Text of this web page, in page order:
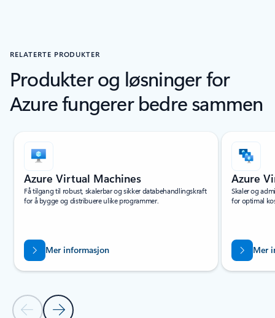
RELATERTE PRODUKTER
Produkter og løsninger for
Azure fungerer bedre sammen
Forrige lysbildeNeste lysbilde
Azure Virtual Machines
Få tilgang til robust, skalerbar og sikker databehandlingskraft
for å bygge og distribuere ulike programmer.
Mer informasjon
Azure
Skaler og
for optimal
Mer